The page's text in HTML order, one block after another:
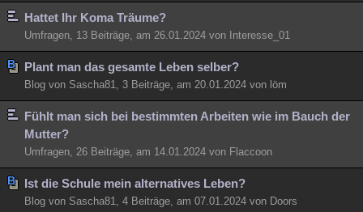
Hattet Ihr Koma Träume?
Umfragen, 13 Beiträge, am 26.01.2024 von Interesse_01
Plant man das gesamte Leben selber?
Blog von Sascha81, 3 Beiträge, am 20.01.2024 von löm
Fühlt man sich bei bestimmten Arbeiten wie im Bauch der
Mutter?
Umfragen, 26 Beiträge, am 14.01.2024 von Flaccoon
Ist die Schule mein alternatives Leben?
Blog von Sascha81, 4 Beiträge, am 07.01.2024 von Doors